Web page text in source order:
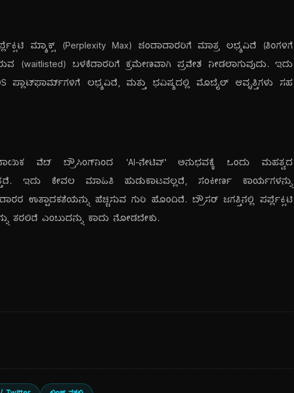
ಮ್ಯಾಕ್ಸ್ (Perplexity Max) ಚಂದಾದಾರರಿಗೆ ಮಾತ್ರ ಲಭ್ಯವಿದೆ (ತಿಂಗಳಿಗೆ
(waitlisted) ಬಳಕೆದಾರರಿಗೆ ಕ್ರಮೇಣವಾಗಿ ಪ್ರವೇಶ ನೀಡಲಾಗುವುದು. ಇದು
ಲಭ್ಯವಿದೆ, ಮತ್ತು ಭವಿಷ್ಯದಲ್ಲಿ ಮೊಬೈಲ್ ಆವೃತ್ತಿಗಳು ಸಹ
ವೆಬ್ ಬ್ರೌಸಿಂಗ್‌ನಿಂದ 'AI-ನೇಟಿವ್' ಅನುಭವಕ್ಕೆ ಒಂದು ಮಹತ್ವದ
ಇದು ಕೇವಲ ಮಾಹಿತಿ ಹುಡುಕಾಟವಲ್ಲದೆ, ಸಂಕೀರ್ಣ ಕಾರ್ಯಗಳನ್ನು
ಉತ್ಪಾದಕತೆಯನ್ನು ಹೆಚ್ಚಿಸುವ ಗುರಿ ಹೊಂದಿದೆ. ಬ್ರೌಸರ್ ಜಗತ್ತಿನಲ್ಲಿ ಪರ್ಪ್ಲೆಕ್ಸಿಟಿ
ತರಲಿದೆ ಎಂಬುದನ್ನು ಕಾದು ನೋಡಬೇಕು.